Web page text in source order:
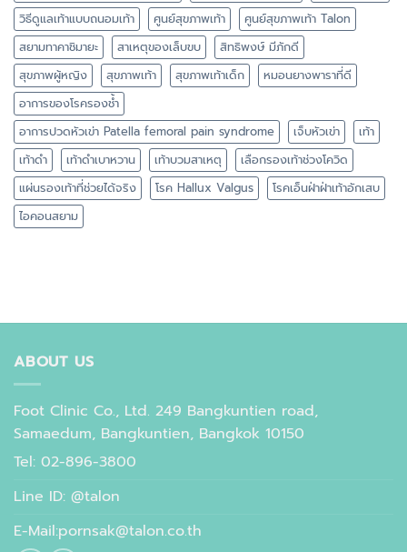
วิธีดูแลเท้าแบบถนอมเท้า
ศูนย์สุขภาพเท้า
ศูนย์สุขภาพเท้า Talon
สยามทาคาชิมายะ
สาเหตุของเล็บขบ
สิทธิพงษ์ มีภักดี
สุขภาพผู้หญิง
สุขภาพเท้า สุขภาพเท้าเด็ก
หมอนยางพาราที่ดี
อาการของโรครองช้ำ
อาการปวดหัวเข่า Patella femoral pain syndrome
เจ็บหัวเข่า
เท้า
เท้าดำ
เท้าดำเบาหวาน เท้าบวมสาเหตุ
เลือกรองเท้าช่วงโควิด
แผ่นรองเท้าที่ช่วยได้จริง
โรค Hallux Valgus
โรคเอ็นฝ่าฝ่าเท้าอักเสบ
ไอคอนสยาม
ABOUT US
Foot Clinic Co., Ltd. 249 Bangkuntien road,
Samaedum, Bangkuntien, Bangkok 10150
Tel: 02-896-3800
Line ID: @talon
E-Mail:pornsak@talon.co.th